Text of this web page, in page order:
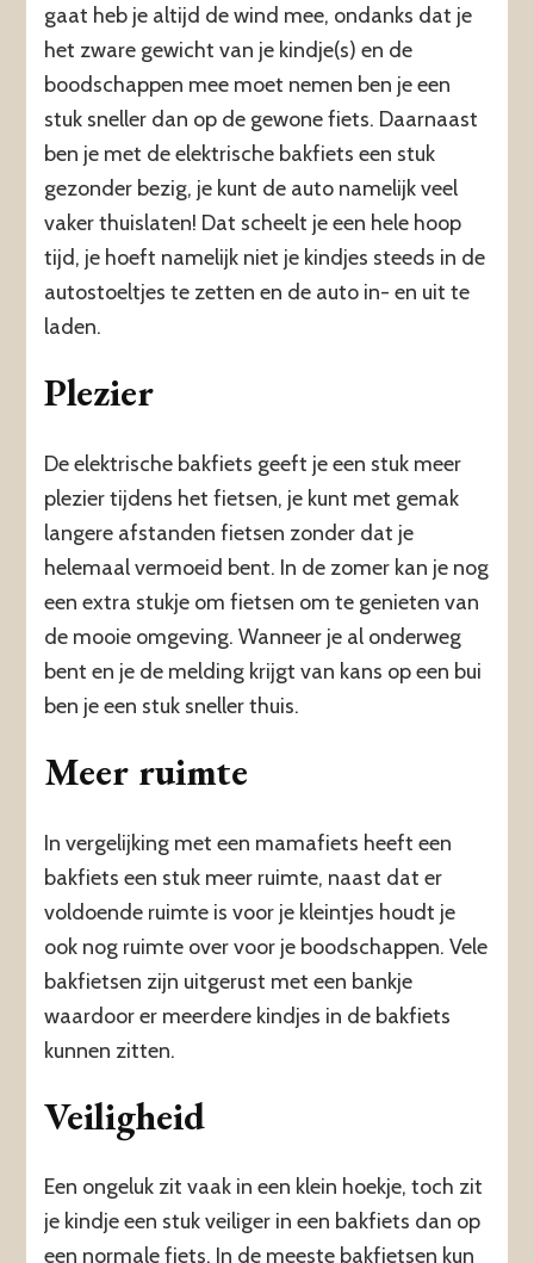
gaat heb je altijd de wind mee, ondanks dat je
het zware gewicht van je kindje(s) en de
boodschappen mee moet nemen ben je een
stuk sneller dan op de gewone fiets. Daarnaast
ben je met de elektrische bakfiets een stuk
gezonder bezig, je kunt de auto namelijk veel
vaker thuislaten! Dat scheelt je een hele hoop
tijd, je hoeft namelijk niet je kindjes steeds in de
autostoeltjes te zetten en de auto in- en uit te
laden.
Plezier
De elektrische bakfiets geeft je een stuk meer
plezier tijdens het fietsen, je kunt met gemak
langere afstanden fietsen zonder dat je
helemaal vermoeid bent. In de zomer kan je nog
een extra stukje om fietsen om te genieten van
de mooie omgeving. Wanneer je al onderweg
bent en je de melding krijgt van kans op een bui
ben je een stuk sneller thuis.
Meer ruimte
In vergelijking met een mamafiets heeft een
bakfiets een stuk meer ruimte, naast dat er
voldoende ruimte is voor je kleintjes houdt je
ook nog ruimte over voor je boodschappen. Vele
bakfietsen zijn uitgerust met een bankje
waardoor er meerdere kindjes in de bakfiets
kunnen zitten.
Veiligheid
Een ongeluk zit vaak in een klein hoekje, toch zit
je kindje een stuk veiliger in een bakfiets dan op
een normale fiets. In de meeste bakfietsen kun